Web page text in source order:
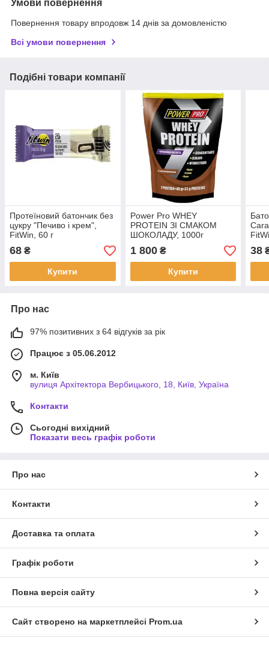
Умови повернення
Повернення товару впродовж 14 днів за домовленістю
Всі умови повернення
Подібні товари компанії
Протеїновий батончик без
цукру "Печиво і крем",
FitWin, 60 г
68 ₴
Купити
Power Pro WHEY
PROTEIN ЗІ СМАКОМ
ШОКОЛАДУ, 1000г
1 800₴
Купити
38
Про нас
97% позитивних з 64 відгуків за рік
Працює з 05.06.2012
м. Київ
вулиця Архітектора Вербицького, 18, Київ, Україна
Контакти
Сьогодні вихідний
Показати весь графік роботи
Про нас
Контакти
Доставка та оплата
Графік роботи
Повна версія сайту
Сайт створено на маркетплейсі Prom.ua